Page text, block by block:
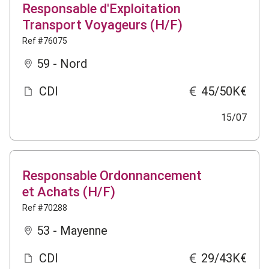
Responsable d'Exploitation
Transport Voyageurs (H/F)
Ref #76075
59 - Nord
CDI
45/50K€
15/07
Responsable Ordonnancement
et Achats (H/F)
Ref #70288
53 - Mayenne
CDI
29/43K€